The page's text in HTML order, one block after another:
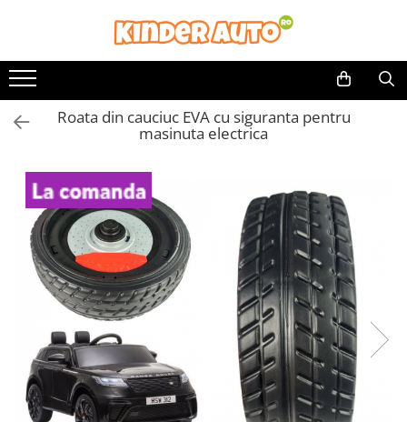
Toate Produsele
Produse in stoc
Masinute electrice
ATV & UTV Electrice
Vehicule electrice adulti
Vehicule speciale copii
Motociclete Drift-Trike
Masinute electrice Mercedes
Masinute electrice tip SUV
Piese & Accesorii
Jucarii RC cu telecomanda
Roata din cauciuc EVA cu siguranta pentru
masinuta electrica